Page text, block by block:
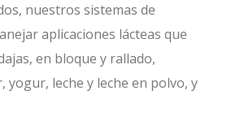
nuestros sistemas de
aplicaciones lácteas que
en bloque y rallado,
leche y leche en polvo, y